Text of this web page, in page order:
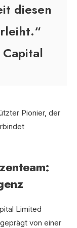
diesen
Limited
von einer